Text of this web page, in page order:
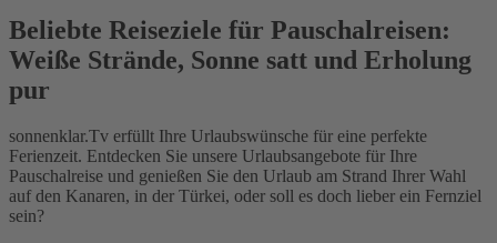
Beliebte Reiseziele für Pauschalreisen:
Weiße Strände, Sonne satt und Erholung
pur
sonnenklar.Tv erfüllt Ihre Urlaubswünsche für eine perfekte
Ferienzeit. Entdecken Sie unsere Urlaubsangebote für Ihre
Pauschalreise und genießen Sie den Urlaub am Strand Ihrer Wahl
auf den Kanaren, in der Türkei, oder soll es doch lieber ein Fernziel
sein?